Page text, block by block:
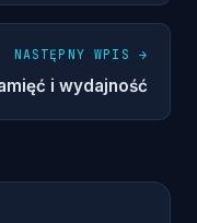
NASTĘPNY WPIS →
i wydajność